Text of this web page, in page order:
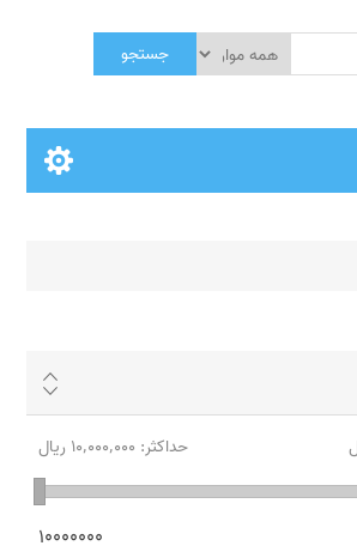
جستجو
حداکثر: 10٬000٬000 ریال
10000000